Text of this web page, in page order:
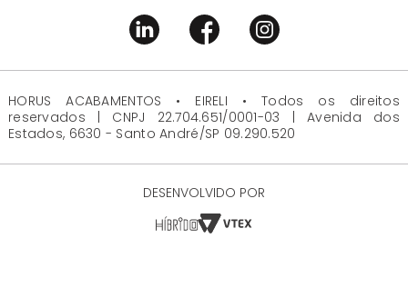
HORUS ACABAMENTOS • EIRELI • Todos os direitos
reservados | CNPJ 22.704.651/0001-03 | Avenida dos
Estados, 6630 - Santo André/SP 09.290.520
DESENVOLVIDO POR